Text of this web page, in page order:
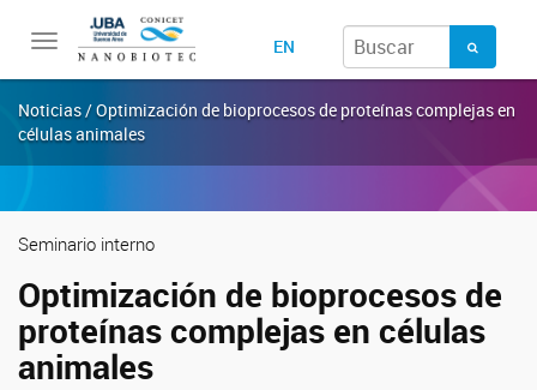
Toggle
navigation
EN
Noticias / Optimización de bioprocesos de proteínas complejas en
células animales
Seminario interno
Optimización de bioprocesos de
proteínas complejas en células
animales